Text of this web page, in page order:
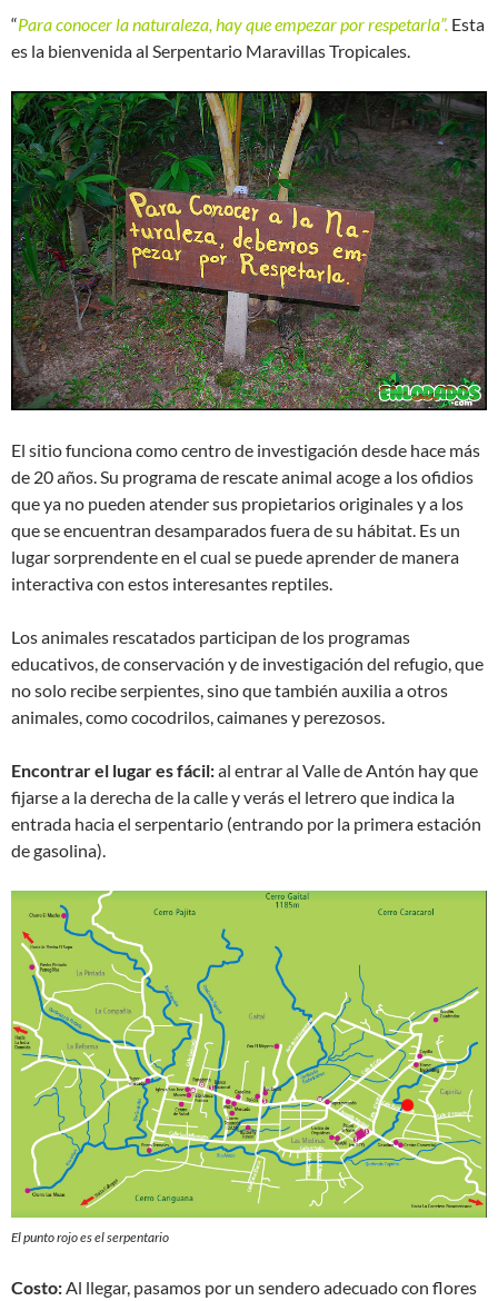
“Para conocer la naturaleza, hay que empezar por respetarla”. Esta
es la bienvenida al Serpentario Maravillas Tropicales.
El sitio funciona como centro de investigación desde hace más
de 20 años. Su programa de rescate animal acoge a los ofidios
que ya no pueden atender sus propietarios originales y a los
que se encuentran desamparados fuera de su hábitat. Es un
lugar sorprendente en el cual se puede aprender de manera
interactiva con estos interesantes reptiles.
Los animales rescatados participan de los programas
educativos, de conservación y de investigación del refugio, que
no solo recibe serpientes, sino que también auxilia a otros
animales, como cocodrilos, caimanes y perezosos.
Encontrar el lugar es fácil:al entrar al Valle de Antón hay que
fijarse a la derecha de la calle y verás el letrero que indica la
entrada hacia el serpentario (entrando por la primera estación
de gasolina).
El punto rojo es el serpentario
Costo: Al llegar, pasamos por un sendero adecuado con flores